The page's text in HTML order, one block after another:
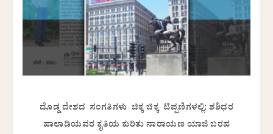
ದೊಡ್ಡ ದೇಶದ ಸಂಗತಿಗಳು ಚಿಕ್ಕ ಚಿಕ್ಕ ಟಿಪ್ಪಣಿಗಳಲ್ಲಿ: ಶಶಿಧರ
ಹಾಲಾಡಿಯವರ ಕೃತಿಯ ಕುರಿತು ನಾರಾಯಣ ಯಾಜಿ ಬರಹ